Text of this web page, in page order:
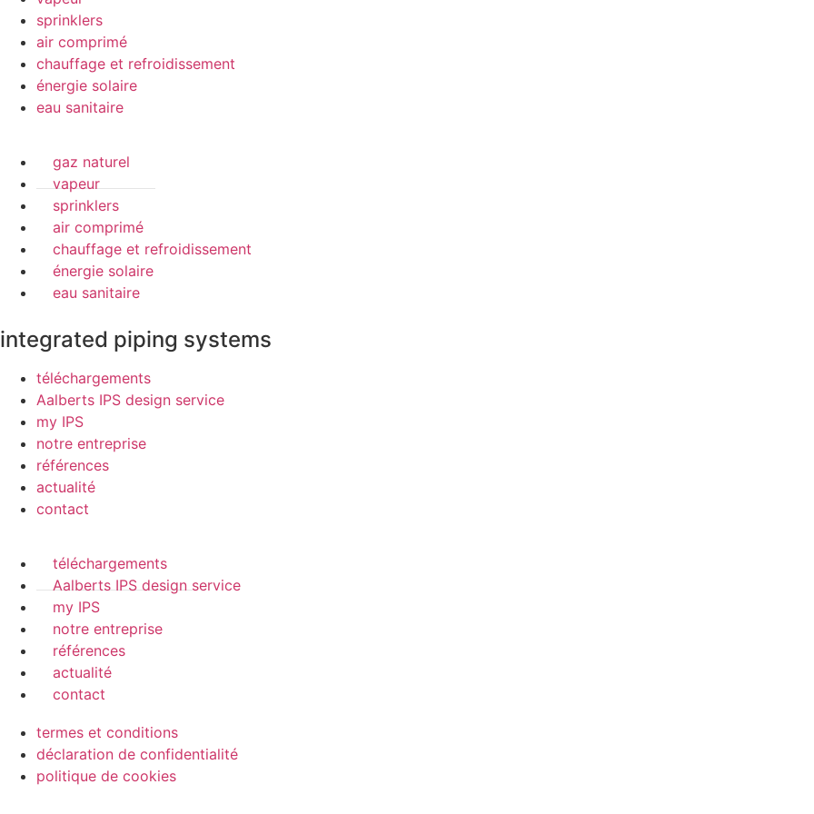
sprinklers
air comprimé
chauffage et refroidissement
énergie solaire
eau sanitaire
gaz naturel
vapeur
sprinklers
air comprimé
chauffage et refroidissement
énergie solaire
eau sanitaire
integrated piping systems
téléchargements
Aalberts IPS design service
my IPS
notre entreprise
références
actualité
contact
téléchargements
Aalberts IPS design service
my IPS
notre entreprise
références
actualité
contact
termes et conditions
déclaration de confidentialité
politique de cookies